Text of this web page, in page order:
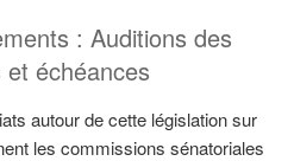
: Auditions des
échéances
autour de cette législation sur
les commissions sénatoriales